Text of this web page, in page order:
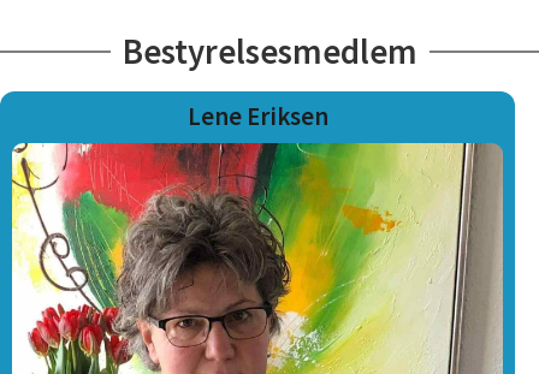
Bestyrelsesmedlem
Lene Eriksen